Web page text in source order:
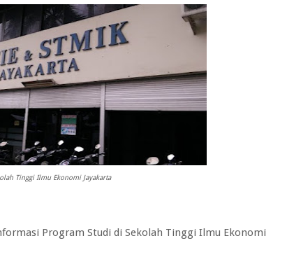
Tinggi Ilmu Ekonomi Jayakarta
Program Studi di Sekolah Tinggi Ilmu Ekonomi